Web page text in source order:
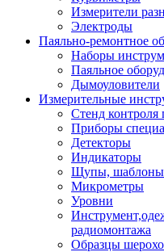
Измерители
Электроды
Паяльно-ремонтное
Наборы
Паяльное
Дымоуловители
Измерительные
Стенд контроля
Приборы
Детекторы
Индикаторы
Щупы, шаблоны
Микрометры
Уровни
радиомонтажа
Образцы